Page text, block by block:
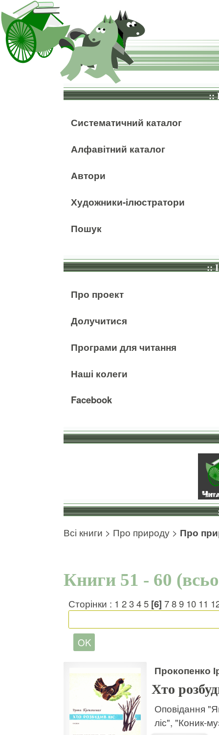
::
Систематичний каталог
Алфавітний каталог
Автори
Художники-ілюстратори
Пошук
::
Про проект
Долучитися
Програми для читання
Наші колеги
Facebook
Всі книги > Про природу > Про
Книги 51 - 60
Сторінки : 1 2345 [6] 789 10 11
Прокопенко
Хто
Оповідання
ліс", "Коник-